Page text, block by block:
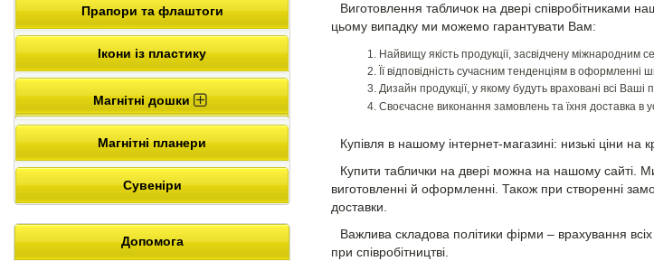
Прапори та флаштоги
Ікони із пластику
Магнітні дошки
Магнітні планери
Сувеніри
Допомога
Виготовлення табличок на двері співробітниками
цьому випадку ми можемо гарантувати Вам:
Найвищу якість продукції, засвідчену міжнародним
Її відповідність сучасним тенденціям в оформленні
Дизайн продукції, у якому будуть враховані всі Ваші
Своєчасне виконання замовлень та їхня доставка в
Купівля в нашому інтернет-магазині: низькі ціни на
Купити таблички на двері можна на нашому сайті.
виготовленні й оформленні. Також при створенні
доставки.
Важлива складова політики фірми – врахування
при співробітництві.